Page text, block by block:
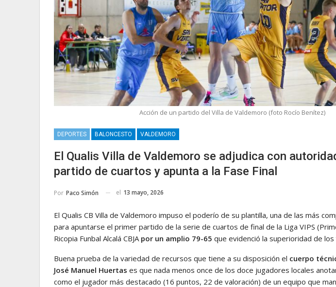
Acción de un partido del Villa de Valdemoro (foto Rocío Benítez)
DEPORTES BALONCESTO VALDEMORO
El Qualis Villa de Valdemoro se adjudica con
partido de cuartos y apunta a la Fase Final
Por Paco Simón el 13 mayo, 2026
El Qualis CB Villa de Valdemoro impuso el poderío de su plantilla, una de las más
para apuntarse el primer partido de la serie de cuartos de final de la Liga VIPS
Ricopia Funbal Alcalá CBJA por un amplio 79-65 que evidenció la superioridad de
Buena prueba de la variedad de recursos que tiene a su disposición el cuerpo
José Manuel Huertas es que nada menos once de los doce jugadores locales
como el jugador más destacado (16 puntos, 22 de valoración) de un equipo que